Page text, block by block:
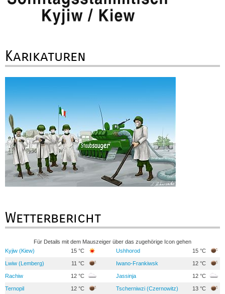
Karikaturen
Wetterbericht
Für Details mit dem Mauszeiger über das zugehörige Icon gehen
Kyjiw (Kiew)
15 °C Ushhorod 15 °C
Lwiw (Lemberg) 11 °C Iwano-Frankiwsk 12 °C
Rachiw 12 °C Jassinja 12 °C
Ternopil 12 °C Tscherniwzi (Czernowitz) 13 °C